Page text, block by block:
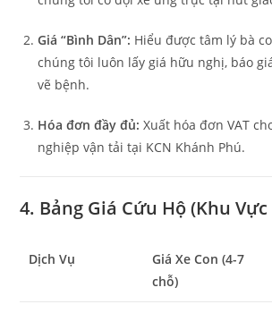
Giá “Bình Dân”: Hiểu được tâm lý bà
chúng tôi luôn lấy giá hữu nghị, báo
vẽ bệnh.
Hóa đơn đầy đủ: Xuất hóa đơn VAT
nghiệp vận tải tại KCN Khánh Phú.
4. Bảng Giá Cứu Hộ (Khu
Dịch Vụ
Giá Xe Con (4-7
chỗ)